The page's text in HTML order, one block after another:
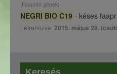
(Faaprító gépek)
NEGRI BIO C19 - késes
Létrehozva: 2015. május 28.
Keresés